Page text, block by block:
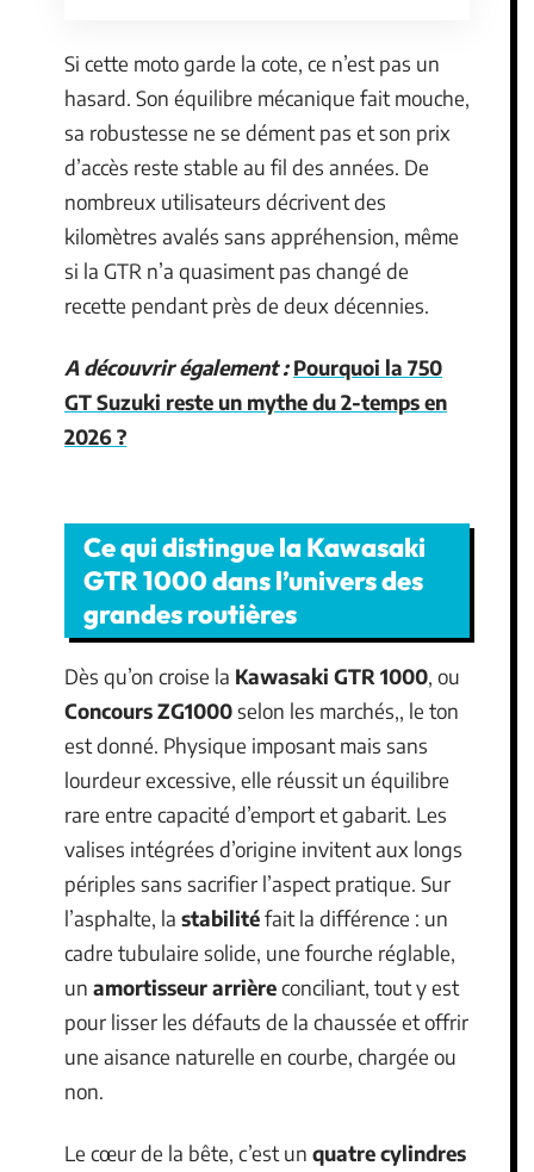
Si cette moto garde la cote, ce n’est pas un
hasard. Son équilibre mécanique fait mouche,
sa robustesse ne se dément pas et son prix
d’accès reste stable au fil des années. De
nombreux utilisateurs décrivent des
kilomètres avalés sans appréhension, même
si la GTR n’a quasiment pas changé de
recette pendant près de deux décennies.
A découvrir également : Pourquoi la 750
GT Suzuki reste un mythe du 2-temps en
2026 ?
Ce qui distingue la Kawasaki
GTR 1000 dans l’univers des
grandes routières
Dès qu’on croise la Kawasaki GTR 1000, ou
Concours ZG1000selon les marchés,, le ton
est donné. Physique imposant mais sans
lourdeur excessive, elle réussit un équilibre
rare entre capacité d’emport et gabarit. Les
valises intégrées d’origine invitent aux longs
périples sans sacrifier l’aspect pratique. Sur
l’asphalte, la stabilitéfait la différence : un
cadre tubulaire solide, une fourche réglable,
un amortisseur arrièreconciliant, tout y est
pour lisser les défauts de la chaussée et offrir
une aisance naturelle en courbe, chargée ou
non.
Le cœur de la bête, c’est un quatre cylindres